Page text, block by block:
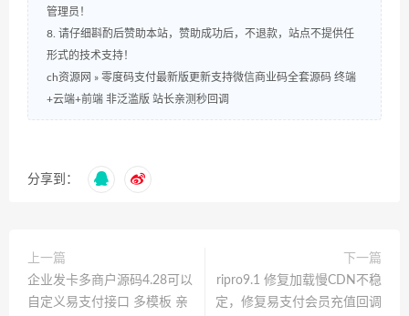
管理员！
8. 请仔细斟酌后赞助本站，赞助成功后，不退款，站点不提供任
形式的技术支持！
ch资源网 » 零度码支付最新版更新支持微信商业码全套源码 终端
+云端+前端 非泛滥版 站长亲测秒回调
分享到：
上一篇
企业发卡多商户源码4.28可以
自定义易支付接口 多模板 亲
下一篇
ripro9.1 修复加载慢CDN不稳
定，修复易支付会员充值回调